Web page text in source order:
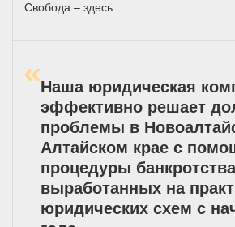
Свобода – здесь.
Наша юридическая
эффективно решает
проблемы в
Алтайском крае с
процедуры
выработанных на
юридических схем с